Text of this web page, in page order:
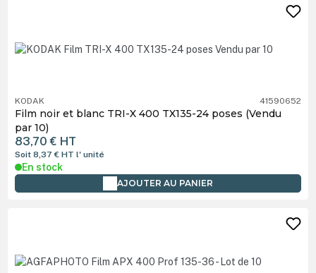
KODAK 41590652
Film noir et blanc TRI-X 400 TX135-24 poses (Vendu
par 10)
83,70 € HT
Soit 8,37 €HTl' unité
En stock
AJOUTER AU PANIER